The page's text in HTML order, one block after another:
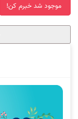
موجود شد خبرم کن!